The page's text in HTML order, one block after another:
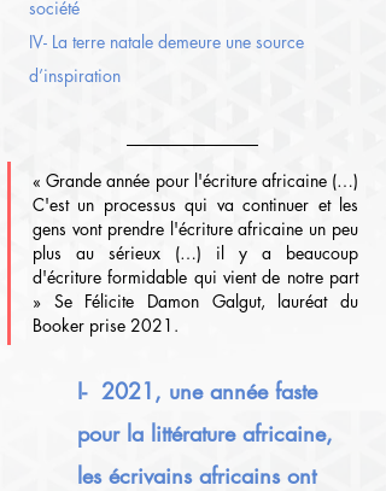
société
IV- La terre natale demeure une source
d’inspiration
« Grande année pour l'écriture africaine (…)
C'est un processus qui va continuer et les
gens vont prendre l'écriture africaine un peu
plus au sérieux (…) il y a beaucoup
d'écriture formidable qui vient de notre part
» Se Félicite Damon Galgut, lauréat du
Booker prise 2021.
I-  2021, une année faste
pour la littérature africaine,
les écrivains africains ont